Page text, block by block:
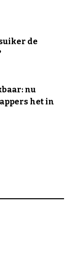
de
nu
het in